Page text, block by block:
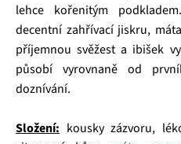
lehce kořenitým
decentní zahřívací jiskru,
příjemnou svěžest a ibišek
působí vyrovnaně od
doznívání.
Složení: kousky zázvoru,